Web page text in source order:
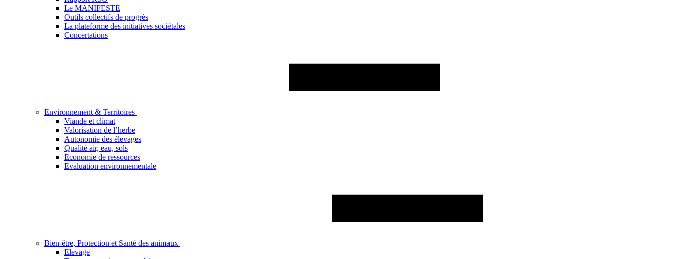
Le MANIFESTE
Outils collectifs de progrès
La plateforme des initiatives sociétales
Concertations
Environnement & Territoires
Viande et climat
Valorisation de l’herbe
Autonomie des élevages
Qualité air, eau, sols
Economie de ressources
Evaluation environnementale
Bien-être, Protection et Santé des animaux
Elevage